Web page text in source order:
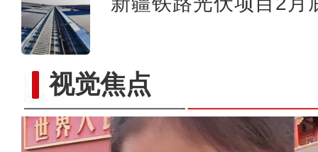
视觉焦点新疆乌恰持续降雪 交警